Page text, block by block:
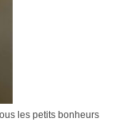
les petits bonheurs